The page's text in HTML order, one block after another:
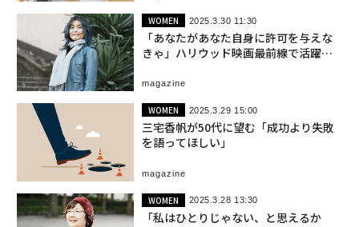
WOMEN 2025.3.30 11:30
「あなたがあなた自身に許可を与えな
きゃ」ハリウッド映画最前線で活躍す
magazine
WOMEN 2025.3.29 15:00
三宅香帆が50代に望む「成功より失敗
を語ってほしい」
magazine
WOMEN 2025.3.28 13:30
「私はひとりじゃない、と思えるか